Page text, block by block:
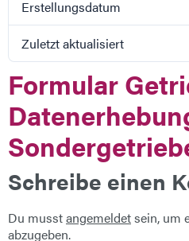
E-Mail
Anschrift
Nachricht
Erstellungsdatum
Zuletzt aktualisiert
Formular
Schreibe einen
Du musstangemeldetsein, um
abzugeben.